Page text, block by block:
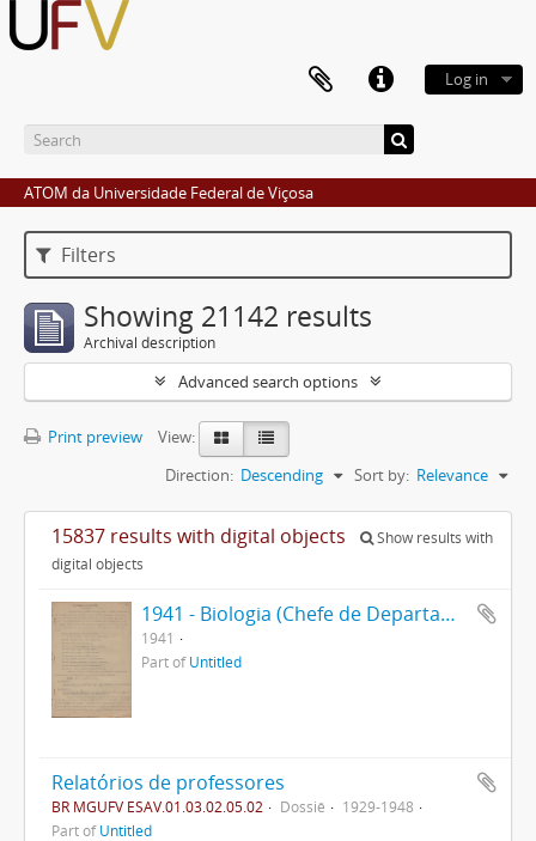
Log in
ATOM da Universidade Federal de Viçosa
Filters
Showing 21142 results
Archival description
Advanced search options
Print preview
View:
Sort by: Relevance
Direction: Descending
15837 results with digital objects
Show results with
digital objects
1941 - Biologia (Chefe de Departamento)
1941
Part ofUntitled
Relatórios de professores
BR MGUFV ESAV.01.03.02.05.02 Dossiê
1929-1948
Part ofUntitled